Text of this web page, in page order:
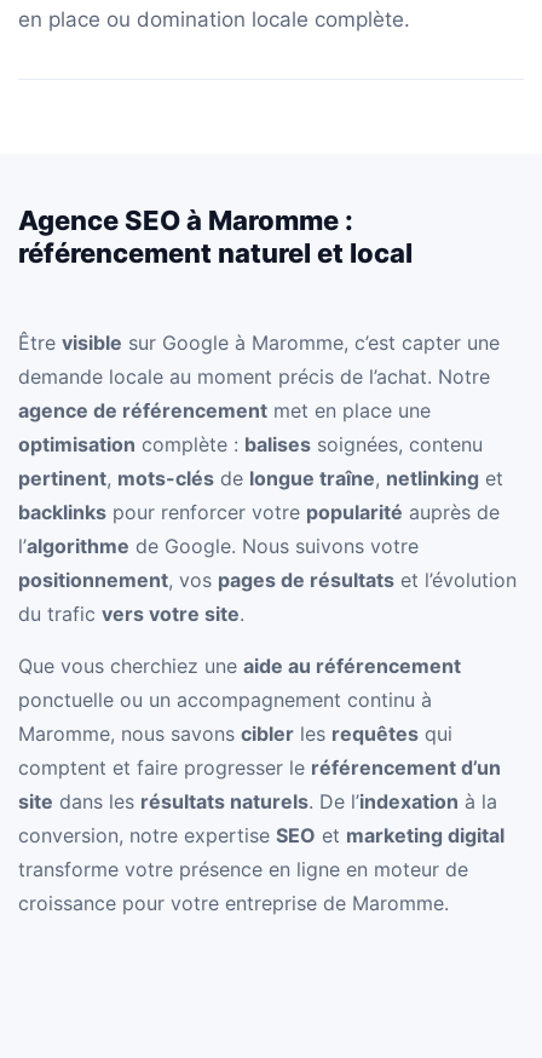
en place ou domination locale complète.
Agence SEO à Maromme :
référencement naturel et local
Être visible sur Google à Maromme, c’est capter une
demande locale au moment précis de l’achat. Notre
agence de référencement met en place une
optimisation complète : balises soignées, contenu
pertinent, mots-clés de longue traîne, netlinking et
backlinks pour renforcer votre popularité auprès de
l’algorithme de Google. Nous suivons votre
positionnement, vos pages de résultats et l’évolution
du trafic vers votre site.
Que vous cherchiez une aide au référencement
ponctuelle ou un accompagnement continu à
Maromme, nous savons cibler les requêtes qui
comptent et faire progresser le référencement d’un
site dans les résultats naturels. De l’indexation à la
conversion, notre expertise SEO et marketing digital
transforme votre présence en ligne en moteur de
croissance pour votre entreprise de Maromme.